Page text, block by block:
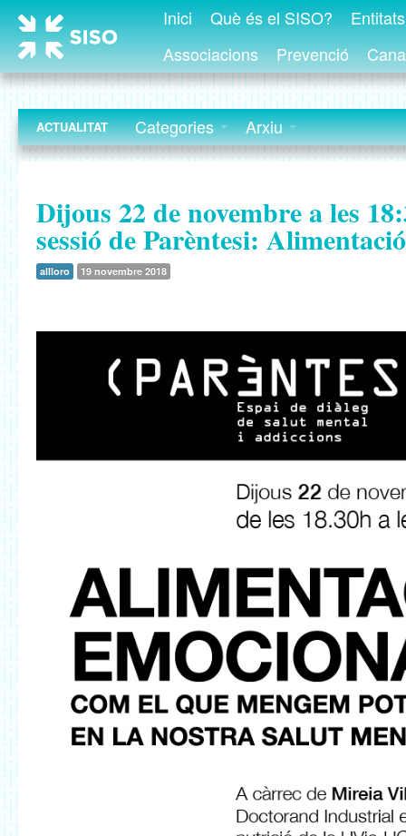
Inici Què és el SISO?
Associacions
Prevenció
ACTUALITAT Categories Arxiu
Dijous 22 de novembre a les
sessió de Parèntesi:
allloro 19 novembre 2018